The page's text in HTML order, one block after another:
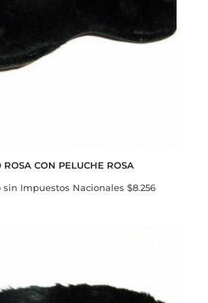
ROSA CON PELUCHE ROSA
sin Impuestos Nacionales $8.256